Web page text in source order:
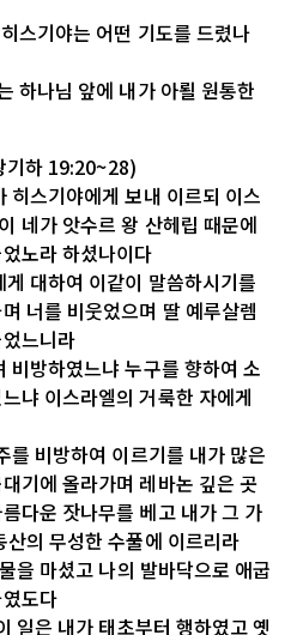
스기야는 어떤 기도를 드렸나
하나님 앞에 내가 아뢸 원통한
기하 19:20~28)
히스기야에게 보내 이르되 이스
네가 앗수르 왕 산헤립 때문에
노라 하셨나이다
대하여 이같이 말씀하시기를
너를 비웃었으며 딸 예루살렘
느니라
비방하였느냐 누구를 향하여 소
냐 이스라엘의 거룩한 자에게
를 비방하여 이르기를 내가 많은
기에 올라가며 레바논 깊은 곳
다운 잣나무를 베고 내가 그 가
의 무성한 수풀에 이르리라
을 마셨고 나의 발바닥으로 애굽
도다
일은 내가 태초부터 행하였고 옛